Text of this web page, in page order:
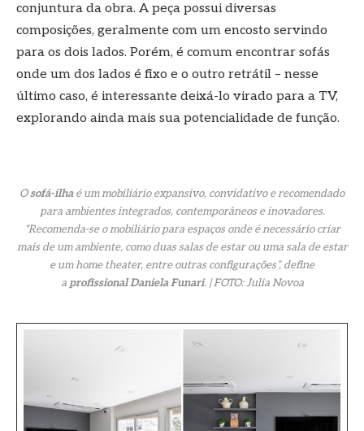
conjuntura da obra. A peça possui diversas
composições, geralmente com um encosto servindo
para os dois lados. Porém, é comum encontrar sofás
onde um dos lados é fixo e o outro retrátil – nesse
último caso, é interessante deixá-lo virado para a TV,
explorando ainda mais sua potencialidade de função.
Osofá-ilha é um mobiliário expansivo, convidativo e recomendado
para ambientes integrados, contemporâneos e inovadores.
“Recomenda-se o mobiliário para espaços onde é necessário criar
mais de um ambiente, como duas salas de estar ou uma sala de estar
e um home theater, entre outras configurações”, define
a profissional Daniela Funari. | FOTO: Julia Novoa